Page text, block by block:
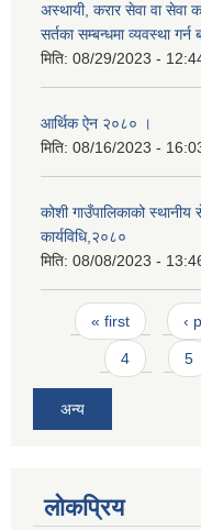
अस्थायी, करार सेवा वा सेवा
सर्तका सम्बन्धमा व्यवस्था
मिति: 08/29/2023 -
आर्थिक ऐन २०८० ।
मिति: 08/16/2023 -
कोशी गाउँपालिकाको स्थानीय
कार्यविधि,२०८०
मिति: 08/08/2023 -
Pages
« first ‹
4 5
अन्य
लोकप्रिय